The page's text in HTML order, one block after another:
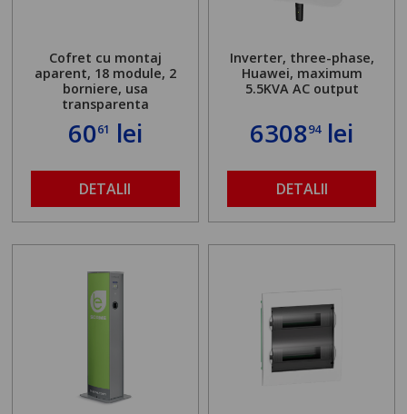
Cofret cu montaj
aparent, 18 module, 2
borniere, usa
transparenta
6061 lei
DETALII
Inverter, three-phase,
Huawei, maximum
5.5KVA AC output
630894lei
DETALII